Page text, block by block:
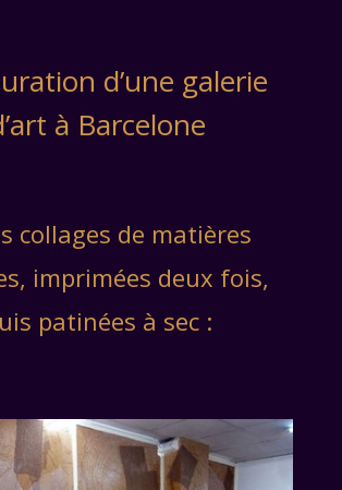
d’une galerie
à Barcelone
collages de matières
imprimées deux fois,
patinées à sec :